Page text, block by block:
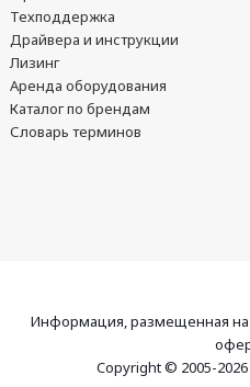
Техподдержка
Драйвера и инструкции
Лизинг
Аренда оборудования
Каталог по брендам
Словарь терминов
Информация, размещенная на
Copyright © 2005-2026